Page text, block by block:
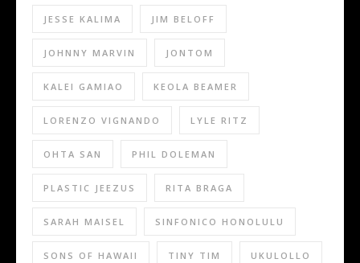
JESSE KALIMA JIM BELOFF
JOHNNY MARVIN JONTOM
KALEI GAMIAO KEOLA BEAMER
LORENZO VIGNANDO LYLE RITZ
OHTA SAN PHIL DOLEMAN
PLASTIC JEEZUS RITA BRAGA
SARAH MAISEL SINFONICO HONOLULU
SONS OF HAWAII TINY TIM UKULOLLO